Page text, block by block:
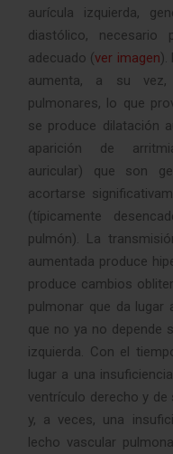
aurícula izquierda,
diastólico, necesario
adecuado (ver imagen).
aumenta, a su
pulmonares, lo que
se produce dilatación
aparición de
auricular) que son
acortarse
(típicamente
pulmón). La
aumentada produce
produce cambios
pulmonar que da lugar
que no ya no depende
izquierda. Con el
lugar a una
ventrículo derecho y de
y, a veces, una
lecho vascular